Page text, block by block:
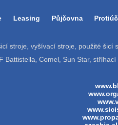
Leasing Půjčovna
stroje, vyšívací stroje, použité šicí
Battistella, Comel, Sun Star,